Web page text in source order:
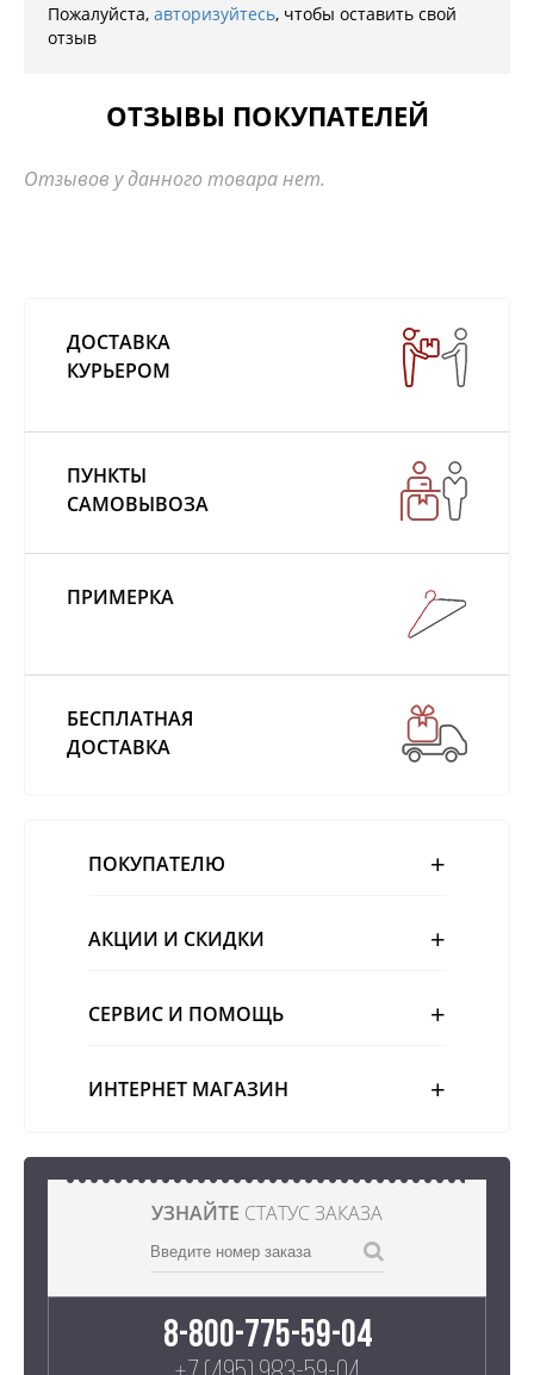
Пожалуйста, авторизуйтесь, чтобы оставить свой
отзыв
ОТЗЫВЫ ПОКУПАТЕЛЕЙ
Отзывов у данного товара нет.
ДОСТАВКА
КУРЬЕРОМ
ПУНКТЫ
САМОВЫВОЗА
ПРИМЕРКА
БЕСПЛАТНАЯ
ДОСТАВКА
ПОКУПАТЕЛЮ
АКЦИИ И СКИДКИ
СЕРВИС И ПОМОЩЬ
ИНТЕРНЕТ МАГАЗИН
УЗНАЙТЕ СТАТУС ЗАКАЗА
8-800-775-59-04